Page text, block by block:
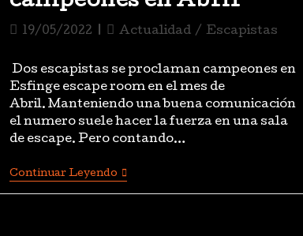
19/05/2022 Actualidad / Escapistas
Dos escapistas se proclaman campeones en
Esfinge escape room en el mes de
Abril. Manteniendo una buena comunicación
el numero suele hacer la fuerza en una sala
de escape. Pero contando…
Continuar Leyendo